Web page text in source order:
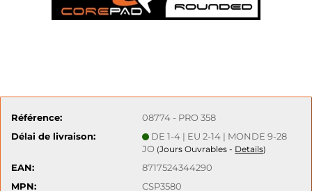
Référence:
08774 - PRO 358
Délai de livraison:
DE 1-4 | EU 2-14 | MONDE 9-28
JO (Jours Ouvrables - Details)
EAN:
8717524344290
MPN:
CSP3580